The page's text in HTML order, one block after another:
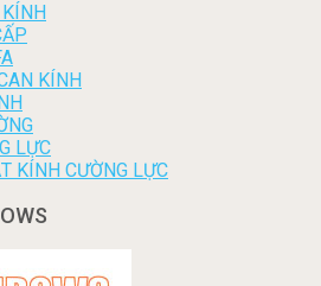
KÍNH
LỰC
KÍNH CƯỜNG LỰC